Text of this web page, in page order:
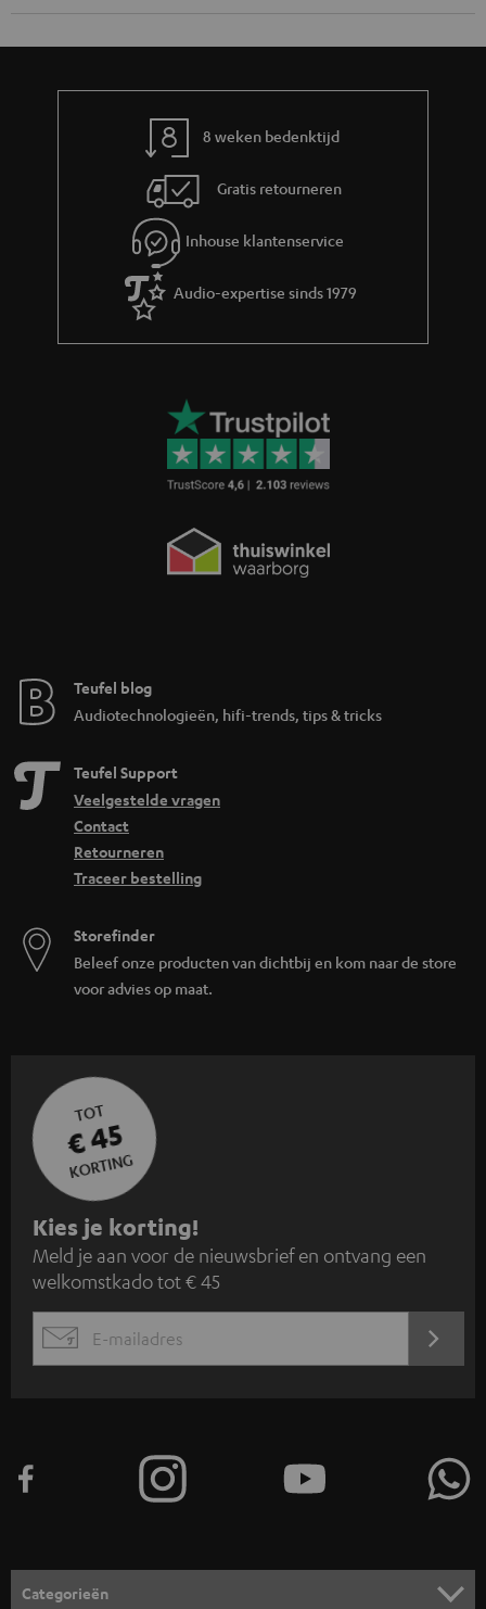
8 weken bedenktijd
Gratis retourneren
Inhouse klantenservice
Audio-expertise sinds 1979
Teufel blog
Audiotechnologieën, hifi-trends, tips & tricks
Teufel Support
Veelgestelde vragen
Contact
Retourneren
Traceer bestelling
Storefinder
Beleef onze producten van dichtbij en kom naar de store
voor advies op maat.
TOT
€ 45
KORTING
A
a
n
m
e
n
o
Kies je korting!
Meld je aan voor de nieuwsbrief en ontvang een
welkomstkado tot € 45
EMAIL
Categorieën